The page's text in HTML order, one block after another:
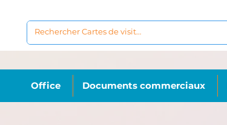
Office Documents commerciaux